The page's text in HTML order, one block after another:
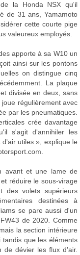
la Honda NSX qu'il
de 31 ans, Yamamoto
cette courte pige
valeureux employés.
apporte à sa W10 un
ainsi sur les pontons
on distingue cinq
La plaque
divisée en deux, sans
régulièrement avec
par les pneumatiques.
crée davantage
s'agit d'annihiler les
utiles », explique le
avant et une lame de
réduire le sous-virage
des volets supérieurs
destinées à
se pare aussi d'un
de 2020. Comme
la section intérieure
que les éléments
de dévier les flux d'air.